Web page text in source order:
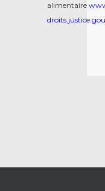
alimentaire